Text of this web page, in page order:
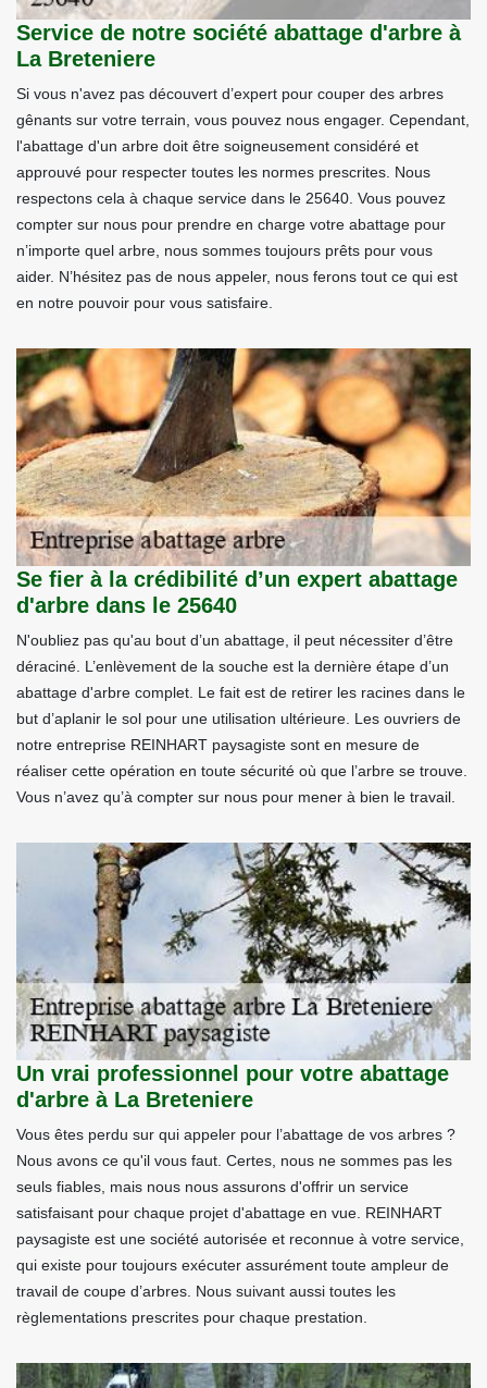
Service de notre société abattage d'arbre à
La Breteniere
Si vous n'avez pas découvert d’expert pour couper des arbres
gênants sur votre terrain, vous pouvez nous engager. Cependant,
l'abattage d'un arbre doit être soigneusement considéré et
approuvé pour respecter toutes les normes prescrites. Nous
respectons cela à chaque service dans le 25640. Vous pouvez
compter sur nous pour prendre en charge votre abattage pour
n’importe quel arbre, nous sommes toujours prêts pour vous
aider. N’hésitez pas de nous appeler, nous ferons tout ce qui est
en notre pouvoir pour vous satisfaire.
Se fier à la crédibilité d’un expert abattage
d'arbre dans le 25640
N'oubliez pas qu'au bout d’un abattage, il peut nécessiter d’être
déraciné. L’enlèvement de la souche est la dernière étape d’un
abattage d'arbre complet. Le fait est de retirer les racines dans le
but d’aplanir le sol pour une utilisation ultérieure. Les ouvriers de
notre entreprise REINHART paysagiste sont en mesure de
réaliser cette opération en toute sécurité où que l’arbre se trouve.
Vous n’avez qu’à compter sur nous pour mener à bien le travail.
Un vrai professionnel pour votre abattage
d'arbre à La Breteniere
Vous êtes perdu sur qui appeler pour l’abattage de vos arbres ?
Nous avons ce qu'il vous faut. Certes, nous ne sommes pas les
seuls fiables, mais nous nous assurons d'offrir un service
satisfaisant pour chaque projet d'abattage en vue. REINHART
paysagiste est une société autorisée et reconnue à votre service,
qui existe pour toujours exécuter assurément toute ampleur de
travail de coupe d’arbres. Nous suivant aussi toutes les
règlementations prescrites pour chaque prestation.